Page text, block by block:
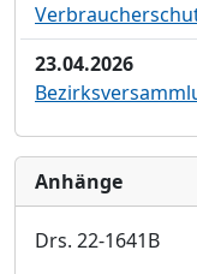
23.04.2026
Anhänge
Drs. 22-1641B